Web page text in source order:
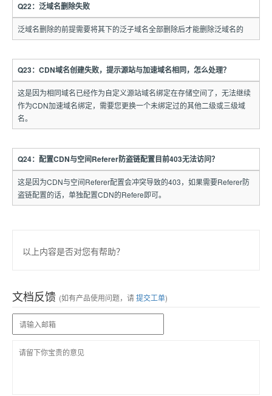
Q22：泛域名删除失败
泛域名删除的前提需要将其下的泛子域名全部删除后才能删除泛域名的
Q23：CDN域名创建失败，提示源站与加速域名相同，怎么处理？
这是因为相同域名已经作为自定义源站域名绑定在存储空间了，无法继续
作为CDN加速域名绑定，需要您更换一个未绑定过的其他二级或三级域
名。
Q24：配置CDN与空间Referer防盗链配置目前403无法访问？
这是因为CDN与空间Referer配置会冲突导致的403，如果需要Referer防
盗链配置的话，单独配置CDN的Refere即可。
以上内容是否对您有帮助？
文档反馈 (如有产品使用问题，请提交工单)